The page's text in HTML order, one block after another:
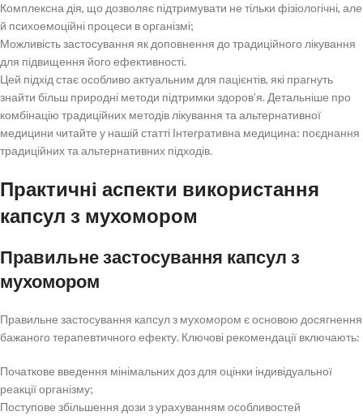
Комплексна дія, що дозволяє підтримувати не тільки фізіологічні, але
й психоемоційні процеси в організмі;
Можливість застосування як доповнення до традиційного лікування
для підвищення його ефективності.
Цей підхід стає особливо актуальним для пацієнтів, які прагнуть
знайти більш природні методи підтримки здоров’я. Детальніше про
комбінацію традиційних методів лікування та альтернативної
медицини читайте у нашій статті Інтегративна медицина: поєднання
традиційних та альтернативних підходів.
Практичні аспекти використання
капсул з мухомором
Правильне застосування капсул з
мухомором
Правильне застосування капсул з мухомором є основою досягнення
бажаного терапевтичного ефекту. Ключові рекомендації включають:
Початкове введення мінімальних доз для оцінки індивідуальної
реакції організму;
Поступове збільшення дози з урахуванням особливостей